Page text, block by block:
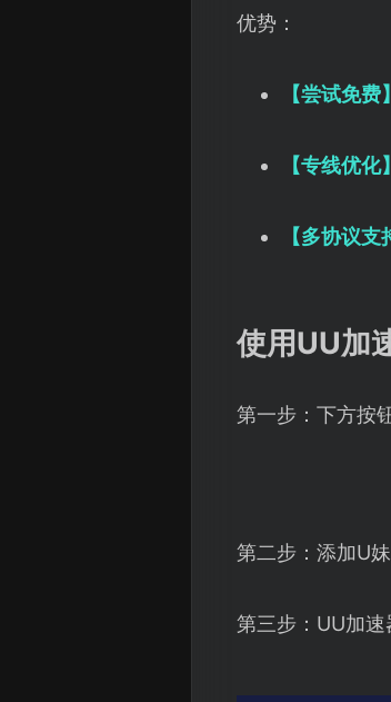
优势：
【尝试免费】
【专线优化】
【多协议支
使用UU加
第一步：下方按
第二步：添加U
第三步：UU加速